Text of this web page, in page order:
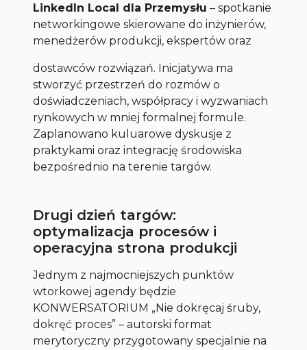
LinkedIn Local dla Przemysłu – spotkanie
networkingowe skierowane do inżynierów,
menedżerów produkcji, ekspertów oraz
dostawców rozwiązań. Inicjatywa ma
stworzyć przestrzeń do rozmów o
doświadczeniach, współpracy i wyzwaniach
rynkowych w mniej formalnej formule.
Zaplanowano kuluarowe dyskusje z
praktykami oraz integrację środowiska
bezpośrednio na terenie targów.
Drugi dzień targów:
optymalizacja procesów i
operacyjna strona produkcji
Jednym z najmocniejszych punktów
wtorkowej agendy będzie
KONWERSATORIUM „Nie dokręcaj śruby,
dokręć proces” – autorski format
merytoryczny przygotowany specjalnie na